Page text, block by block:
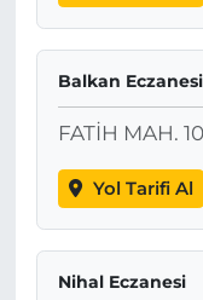
Balkan Eczanesi
FATİH MAH.
Yol Tarifi Al
Nihal Eczanesi